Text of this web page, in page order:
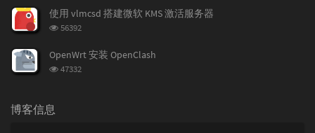
次
数:
使用 vlmcsd 搭建微软 KMS 激活服务器
浏
次
56392
OpenWrt 安装 OpenClash
浏
47332
博客信息